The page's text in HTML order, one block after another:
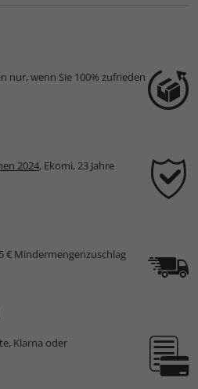
nur, wenn Sie 100% zufrieden
2024, Ekomi, 23 Jahre
€ Mindermengenzuschlag
Klarna oder